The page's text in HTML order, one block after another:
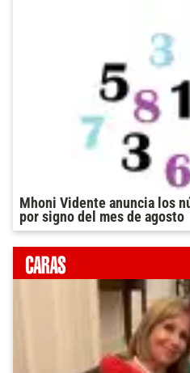
Mhoni Vidente anuncia los
por signo del mes de agosto